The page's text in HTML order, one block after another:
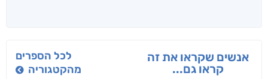
אנשים שקראו את זה
קראו גם...
לכל הספרים
מהקטגוריה